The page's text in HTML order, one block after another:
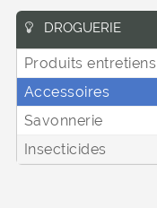
DROGUERIE
Produits entretiens
Accessoires
Savonnerie
Insecticides